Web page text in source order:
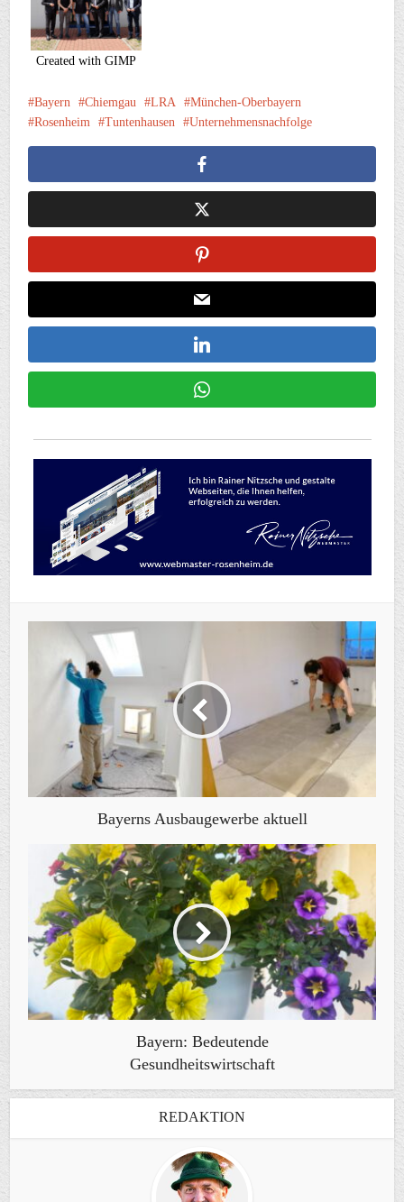
Created with GIMP
Bayern Chiemgau LRA
München-Oberbayern
Rosenheim
Tuntenhausen Unternehmensnachfolge
Bayerns Ausbaugewerbe aktuell
Bayern: Bedeutende
Gesundheitswirtschaft
REDAKTION